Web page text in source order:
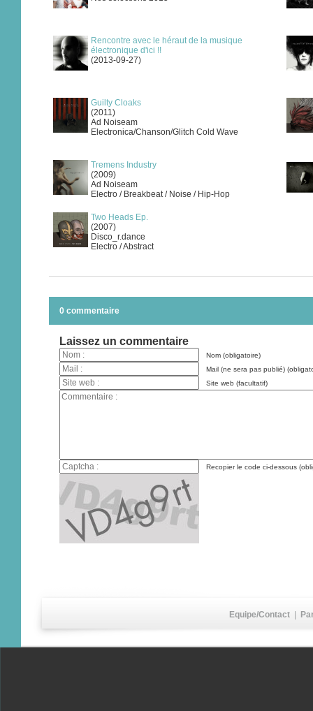
Rencontre avec le héraut de la musique
électronique d'ici !!
(2013-09-27)
Guilty Cloaks
(2011)
Ad Noiseam
Electronica/Chanson/Glitch Cold Wave
Tremens Industry
(2009)
Ad Noiseam
Electro / Breakbeat / Noise / Hip-Hop
Two Heads Ep.
(2007)
Disco_r.dance
Electro / Abstract
0 commentaire
Laissez un commentaire
Nom (obligatoire)
Mail (ne sera pas publié)
Site web (facultatif)
Recopier le code ci-dessous
Equipe/Contact